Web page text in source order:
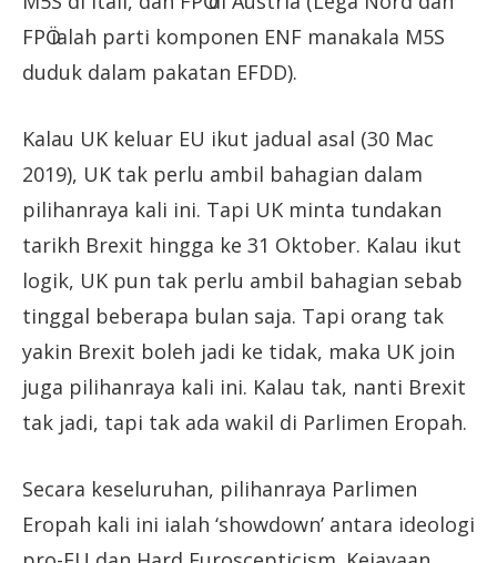
FPӦ ialah parti komponen ENF manakala M5S
duduk dalam pakatan EFDD).
Kalau UK keluar EU ikut jadual asal (30 Mac
2019), UK tak perlu ambil bahagian dalam
pilihanraya kali ini. Tapi UK minta tundakan
tarikh Brexit hingga ke 31 Oktober. Kalau ikut
logik, UK pun tak perlu ambil bahagian sebab
tinggal beberapa bulan saja. Tapi orang tak
yakin Brexit boleh jadi ke tidak, maka UK join
juga pilihanraya kali ini. Kalau tak, nanti Brexit
tak jadi, tapi tak ada wakil di Parlimen Eropah.
Secara keseluruhan, pilihanraya Parlimen
Eropah kali ini ialah ‘showdown’ antara ideologi